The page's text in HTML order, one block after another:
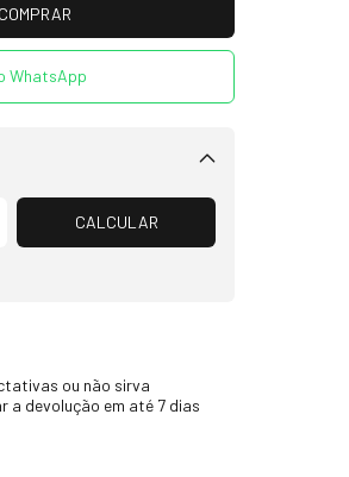
WhatsApp
Alterar CEP
CALCULAR
ou não sirva
a devolução em até 7 dias